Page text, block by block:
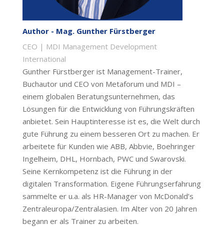
Author - Mag. Gunther Fürstberger
CEO | MDI Management Development
International
Gunther Fürstberger ist Management-Trainer,
Buchautor und CEO von Metaforum und MDI –
einem globalen Beratungsunternehmen, das
Lösungen für die Entwicklung von Führungskräften
anbietet. Sein Hauptinteresse ist es, die Welt durch
gute Führung zu einem besseren Ort zu machen. Er
arbeitete für Kunden wie ABB, Abbvie, Boehringer
Ingelheim, DHL, Hornbach, PWC und Swarovski.
Seine Kernkompetenz ist die Führung in der
digitalen Transformation. Eigene Führungserfahrung
sammelte er u.a. als HR-Manager von McDonald’s
Zentraleuropa/Zentralasien. Im Alter von 20 Jahren
begann er als Trainer zu arbeiten.